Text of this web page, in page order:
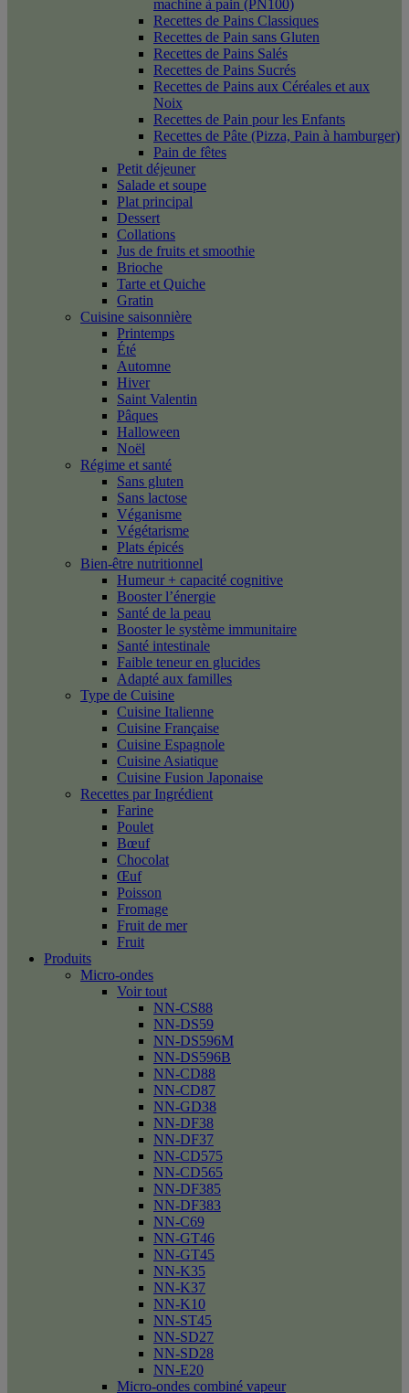
machine à pain (PN100)
Recettes de Pains Classiques
Recettes de Pain sans Gluten
Recettes de Pains Salés
Recettes de Pains Sucrés
Recettes de Pains aux Céréales et aux
Noix
Recettes de Pain pour les Enfants
Recettes de Pâte (Pizza, Pain à hamburger)
Pain de fêtes
Petit déjeuner
Salade et soupe
Plat principal
Dessert
Collations
Jus de fruits et smoothie
Brioche
Tarte et Quiche
Gratin
Cuisine saisonnière
Printemps
Été
Automne
Hiver
Saint Valentin
Pâques
Halloween
Noël
Régime et santé
Sans gluten
Sans lactose
Véganisme
Végétarisme
Plats épicés
Bien-être nutritionnel
Humeur + capacité cognitive
Booster l’énergie
Santé de la peau
Booster le système immunitaire
Santé intestinale
Faible teneur en glucides
Adapté aux familles
Type de Cuisine
Cuisine Italienne
Cuisine Française
Cuisine Espagnole
Cuisine Asiatique
Cuisine Fusion Japonaise
Recettes par Ingrédient
Farine
Poulet
Bœuf
Chocolat
Œuf
Poisson
Fromage
Fruit de mer
Fruit
Produits
Micro-ondes
Voir tout
NN-CS88
NN-DS59
NN-DS596M
NN-DS596B
NN-CD88
NN-CD87
NN-GD38
NN-DF38
NN-DF37
NN-CD575
NN-CD565
NN-DF385
NN-DF383
NN-C69
NN-GT46
NN-GT45
NN-K35
NN-K37
NN-K10
NN-ST45
NN-SD27
NN-SD28
NN-E20
Micro-ondes combiné vapeur